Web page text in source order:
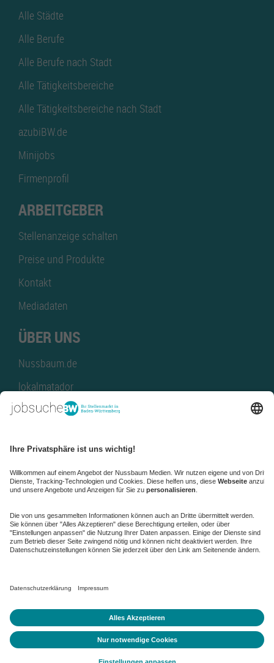
Alle Städte
Alle Berufe
Alle Berufe nach Stadt
Alle Tätigkeitsbereiche
Alle Tätigkeitsbereiche nach Stadt
azubiBW.de
Minijobs
Firmenprofil
ARBEITGEBER
Stellenanzeige schalten
Preise und Produkte
Kontakt
Mediadaten
ÜBER UNS
Nussbaum.de
lokalmatador
kaufinBW
NussbaumID
Nussbaum Medien
de.jobble.org
Datenschutz
Datenschutz-Einstellungen ändern